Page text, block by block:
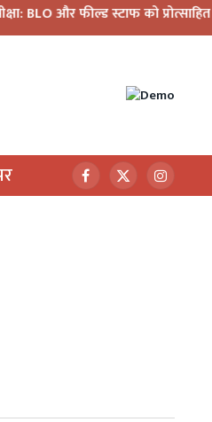
को प्रोत्साहित करें अधिकारी—मुख्य
Facebook
X
(Twitter)